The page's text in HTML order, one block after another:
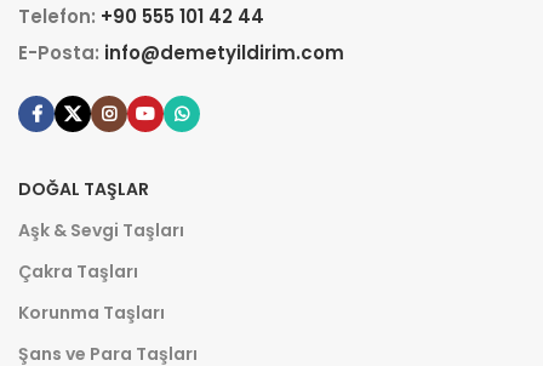
Telefon: +90 555 101 42 44
E-Posta: info@demetyildirim.com
DOĞAL TAŞLAR
Aşk & Sevgi Taşları
Çakra Taşları
Korunma Taşları
Şans ve Para Taşları